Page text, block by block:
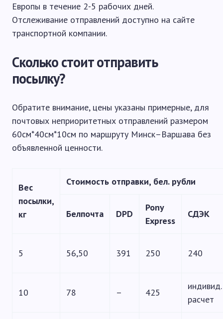
Европы в течение 2-5 рабочих дней.
Отслеживание отправлений доступно на сайте
транспортной компании.
Сколько стоит отправить
посылку?
Обратите внимание, цены указаны примерные, для
почтовых неприоритетных отправлений размером
60см*40см*10см по маршруту Минск–Варшава без
объявленной ценности.
Вес
посылки,
кг
Стоимость отправки, бел. рубли
Белпочта DPD
Pony
Express
СДЭК
5 56,50 391 250 240
10 78 – 425
индивид.
расчет